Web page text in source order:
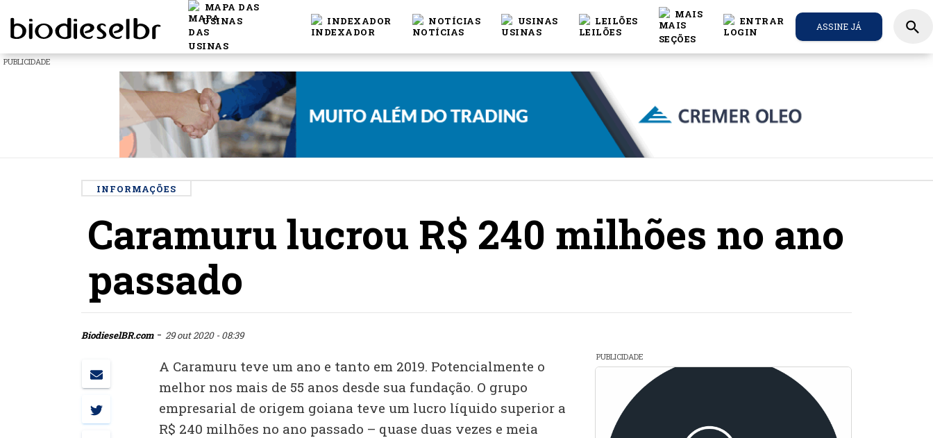
MAPA DAS
USINAS
INDEXADOR NOTÍCIAS USINAS LEILÕES
MAIS
ENTRAR ASSINE JÁ search
PUBLICIDADE
INFORMAÇÕES
Caramuru lucrou R$ 240 milhões no ano
passado
BiodieselBR.com- 29 out 2020 - 08:39
A Caramuru teve um ano e tanto em 2019. Potencialmente o
melhor nos mais de 55 anos desde sua fundação. O grupo
empresarial de origem goiana teve um lucro líquido superior a
R$ 240 milhões no ano passado – quase duas vezes e meia
PUBLICIDADE